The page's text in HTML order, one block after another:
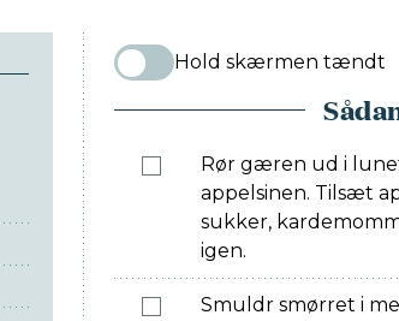
Hold skærmen tændt
Rør gæren ud i
appelsinen. Tilsæt
sukker,
igen.
Smuldr smørret i